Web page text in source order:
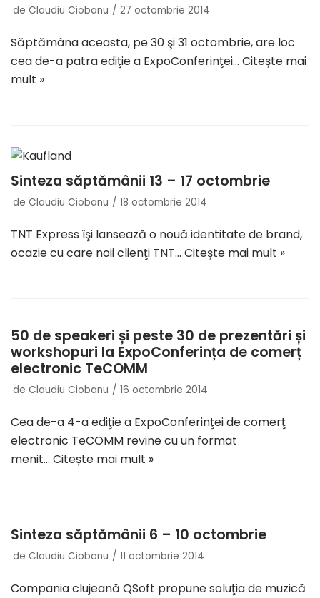
de Claudiu Ciobanu 27 octombrie 2014
Săptămâna aceasta, pe 30 şi 31 octombrie, are loc
cea de-a patra ediţie a ExpoConferinţei… Citește mai
mult »
Sinteza săptămânii 13 – 17 octombrie
de Claudiu Ciobanu 18 octombrie 2014
TNT Express îşi lansează o nouă identitate de brand,
ocazie cu care noii clienţi TNT… Citește mai mult »
50 de speakeri și peste 30 de prezentări și
workshopuri la ExpoConferința de comerț
electronic TeCOMM
de Claudiu Ciobanu 16 octombrie 2014
Cea de-a 4-a ediţie a ExpoConferinţei de comerţ
electronic TeCOMM revine cu un format
menit… Citește mai mult »
Sinteza săptămânii 6 – 10 octombrie
de Claudiu Ciobanu 11 octombrie 2014
Compania clujeană QSoft propune soluţia de muzică